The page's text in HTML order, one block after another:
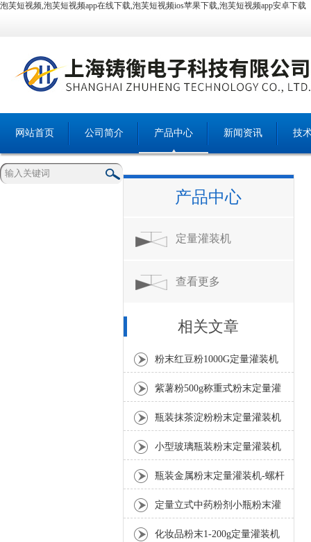
泡芙短视频,泡芙短视频app在线下载,泡芙短视频ios苹果下载,泡芙短视频app安卓下载
网站首页 公司简介 产品中心 新闻资讯 技
产品中心
定量灌装机
查看更多
相关文章
粉末红豆粉1000G定量灌装机
工厂生产
紫薯粉500g称重式粉末定量灌
装机产品参数
瓶装抹茶淀粉粉末定量灌装机
产品规格
小型玻璃瓶装粉末定量灌装机
功能特点
瓶装金属粉末定量灌装机-螺杆
粉料灌装设备介绍
定量立式中药粉剂小瓶粉末灌
装机产品特点
化妆品粉末1-200g定量灌装机